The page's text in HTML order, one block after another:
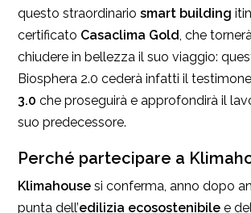
questo straordinario smart building
certificato Casaclima Gold , che
chiudere in bellezza il suo viaggio:
Biosphera 2.0 cederà infatti il
3.0 che proseguirà e approfondirà il
suo predecessore.
Perché partecipare a
Klimahouse si conferma, anno dopo
punta dell’edilizia ecosostenibile e